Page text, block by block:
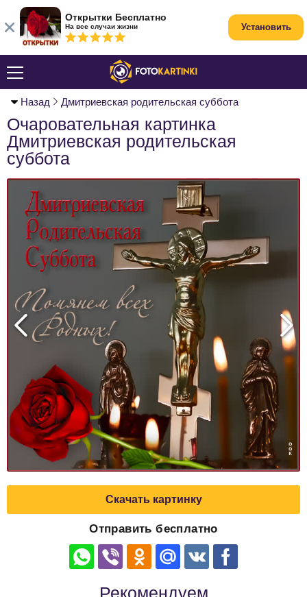
Назад Дмитриевская родительская суббота
Очаровательная картинка
Дмитриевская родительская
суббота
Скачать картинку
Отправить бесплатно
Рекомендуем
Открытки Бесплатно
На все случаи жизни Установить